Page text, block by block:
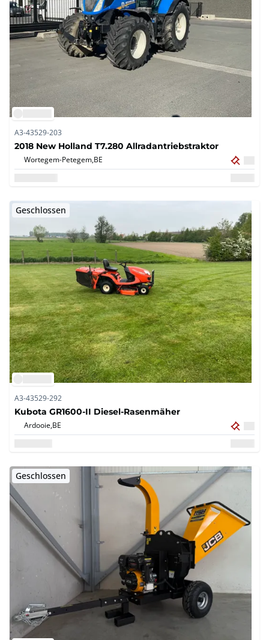
A3-43529-203
2018 New Holland T7.280 Allradantriebstraktor
Wortegem-Petegem,BE
Geschlossen
A3-43529-292
Kubota GR1600-II Diesel-Rasenmäher
Ardooie,BE
Geschlossen